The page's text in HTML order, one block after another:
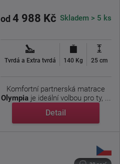
od 4 988 Kč Skladem > 5 ks
Tvrdá a Extra tvrdá 140 Kg 25 cm
Komfortní partnerská matrace
Olympia je ideální volbou pro ty, ...
Detail